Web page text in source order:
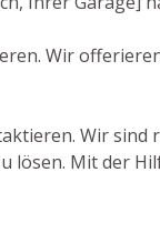
Wir
Wir
lösen. Mit der